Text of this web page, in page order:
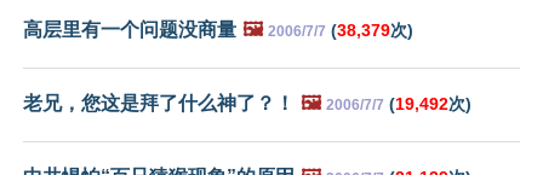
高层里有一个问题没商量 🖼️ 2006/7/7 (38,379次)
老兄，您这是拜了什么神了？！ 🖼️ 2006/7/7 (19,492次)